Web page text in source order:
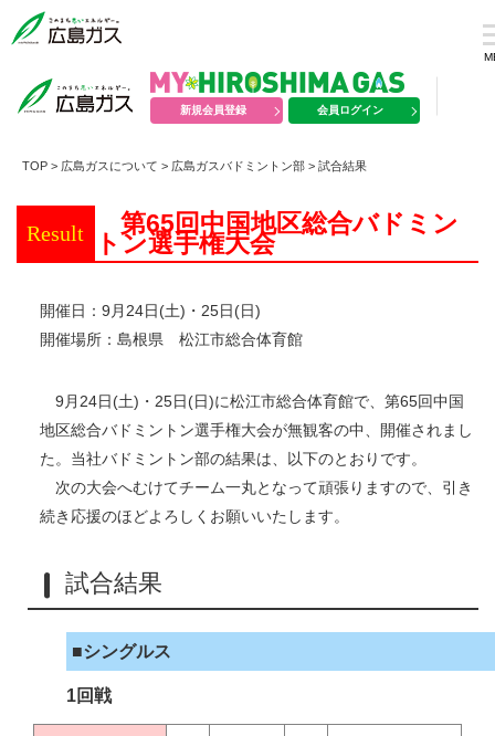
新規会員登録 会員ログイン
TOP > 広島ガスについて > 広島ガスバドミントン部 > 試合結果
Result 第65回中国地区総合バドミン
トン選手権大会
開催日：9月24日(土)・25日(日)
開催場所：島根県 松江市総合体育館
9月24日(土)・25日(日)に松江市総合体育館で、第65回中国
地区総合バドミントン選手権大会が無観客の中、開催されまし
た。当社バドミントン部の結果は、以下のとおりです。
次の大会へむけてチーム一丸となって頑張りますので、引き
続き応援のほどよろしくお願いいたします。
試合結果
■シングルス
1回戦